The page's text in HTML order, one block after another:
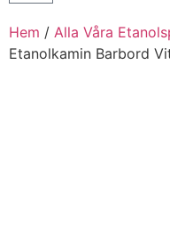
Hem / Alla Våra
Etanolkamin Barbord